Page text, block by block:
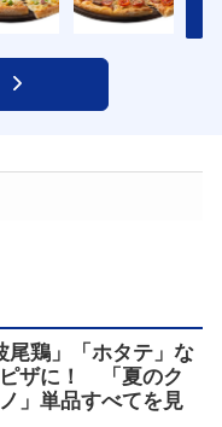
尾鶏」「ホタテ」な
ザに！ 「夏のク
」単品すべてを見